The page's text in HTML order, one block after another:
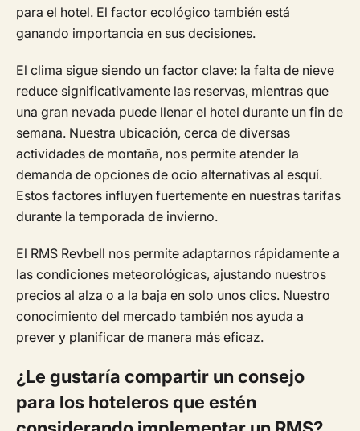
para el hotel. El factor ecológico también está
ganando importancia en sus decisiones.
El clima sigue siendo un factor clave: la falta de nieve
reduce significativamente las reservas, mientras que
una gran nevada puede llenar el hotel durante un fin de
semana. Nuestra ubicación, cerca de diversas
actividades de montaña, nos permite atender la
demanda de opciones de ocio alternativas al esquí.
Estos factores influyen fuertemente en nuestras tarifas
durante la temporada de invierno.
El RMS Revbell nos permite adaptarnos rápidamente a
las condiciones meteorológicas, ajustando nuestros
precios al alza o a la baja en solo unos clics. Nuestro
conocimiento del mercado también nos ayuda a
prever y planificar de manera más eficaz.
¿Le gustaría compartir un consejo
para los hoteleros que estén